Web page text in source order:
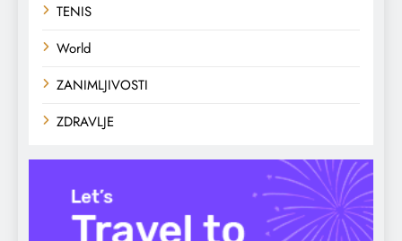
TENIS
World
ZANIMLJIVOSTI
ZDRAVLJE